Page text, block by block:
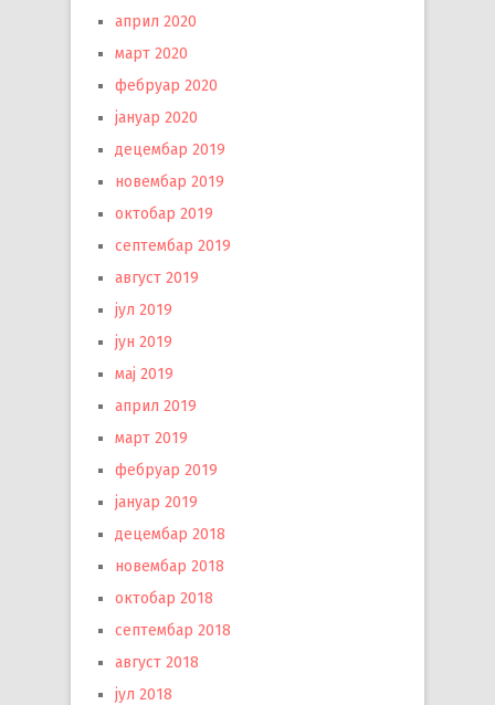
април 2020
март 2020
фебруар 2020
јануар 2020
децембар 2019
новембар 2019
октобар 2019
септембар 2019
август 2019
јул 2019
јун 2019
мај 2019
април 2019
март 2019
фебруар 2019
јануар 2019
децембар 2018
новембар 2018
октобар 2018
септембар 2018
август 2018
јул 2018